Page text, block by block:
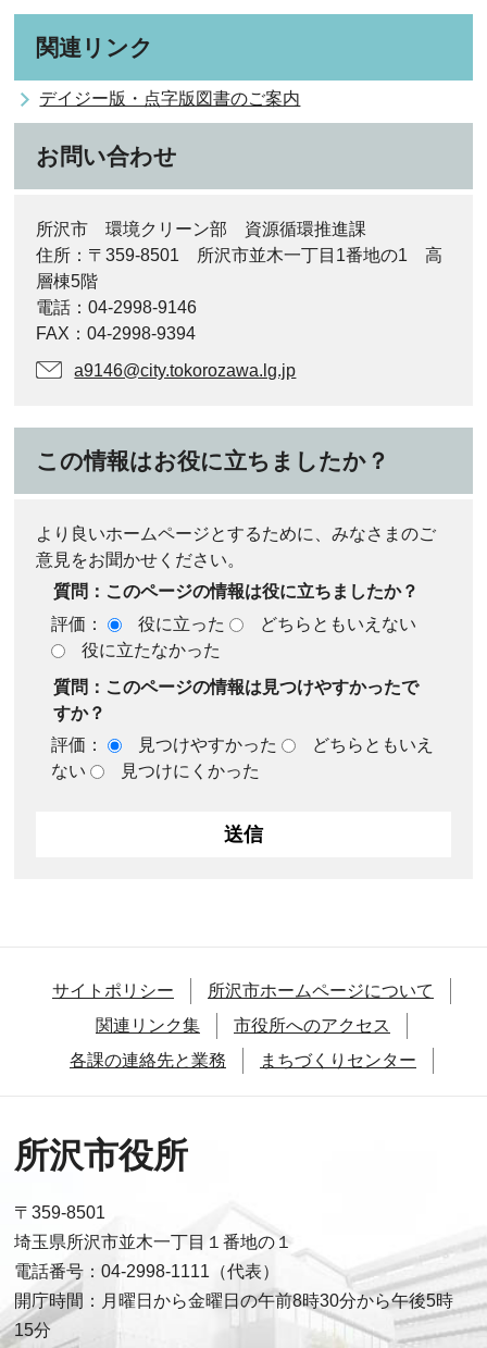
関連リンク
デイジー版・点字版図書のご案内
お問い合わせ
所沢市 環境クリーン部 資源循環推進課
住所：〒359-8501 所沢市並木一丁目1番地の1 高
層棟5階
電話：04-2998-9146
FAX：04-2998-9394
a9146@city.tokorozawa.lg.jp
この情報はお役に立ちましたか？
より良いホームページとするために、みなさまのご
意見をお聞かせください。
質問：このページの情報は役に立ちましたか？
評価：
役に立った
どちらともいえない
役に立たなかった
質問：このページの情報は見つけやすかったで
すか？
評価：
見つけやすかった
どちらともいえ
ない
見つけにくかった
サイトポリシー
所沢市ホームページについて
関連リンク集
市役所へのアクセス
各課の連絡先と業務
まちづくりセンター
所沢市役所
〒359-8501
埼玉県所沢市並木一丁目１番地の１
電話番号：04-2998-1111（代表）
開庁時間：月曜日から金曜日の午前8時30分から午後5時
15分